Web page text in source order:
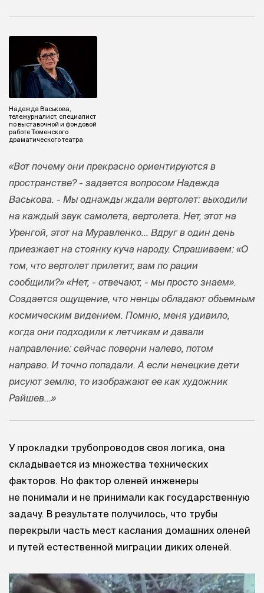
Надежда Васькова,
тележурналист, специалист
по выставочной и фондовой
работе Тюменского
драматического театра
«Вот почему они прекрасно ориентируются в
пространстве? - задается вопросом Надежда
Васькова. - Мы однажды ждали вертолет: выходили
на каждый звук самолета, вертолета. Нет, этот на
Уренгой, этот на Муравленко... Вдруг в один день
приезжает на стоянку куча народу. Спрашиваем: «О
том, что вертолет прилетит, вам по рации
сообщили?» «Нет, - отвечают, - мы просто знаем».
Создается ощущение, что ненцы обладают объемным
космическим видением. Помню, меня удивило,
когда они подходили к летчикам и давали
направление: сейчас поверни налево, потом
направо. И точно попадали. А если ненецкие дети
рисуют землю, то изображают ее как художник
Райшев...»
У прокладки трубопроводов своя логика, она
складывается из множества технических
факторов. Но фактор оленей инженеры
не понимали и не принимали как государственную
задачу. В результате получилось, что трубы
перекрыли часть мест каслания домашних оленей
и путей естественной миграции диких оленей.